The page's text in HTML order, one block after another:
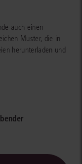
auch einen
Muster, die in
herunterladen und